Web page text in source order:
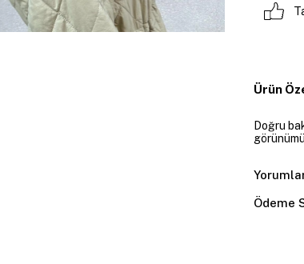
Ürün
Doğru
Ödeme